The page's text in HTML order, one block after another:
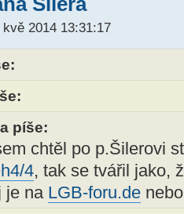
2014 13:31:17
píše:
chtěl po p.Šilerovi
4, tak se tvářil jako,
je na LGB-foru.de